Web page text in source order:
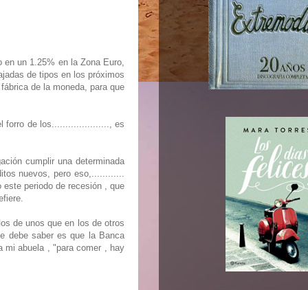
un 1.25% en la Zona Euro,
de tipos en los próximos
de la moneda, para que
forro de los....................., es
cumplir una determinada
nuevos, pero eso,............
periodo de recesión , que
de unos que en los de otros
debe saber es que la Banca
mi abuela , "para comer , hay